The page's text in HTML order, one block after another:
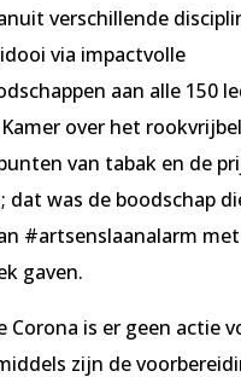
verschillende
via impactvolle
aan alle 150
over het
van tabak en de
dat was de boodschap
#artsenslaanalarm met
gaven.
Corona is er geen actie
zijn de